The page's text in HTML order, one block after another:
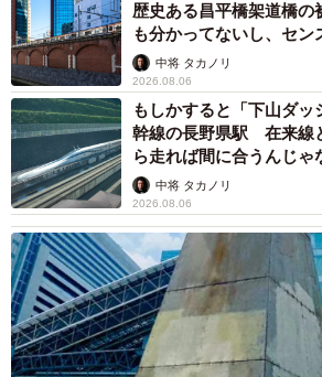
■小渡亮介さん
Twitter→ https://twitter.com/
歴史ある昌平橋架道橋
も分かってないし、セン
して」中将 タカノリ
2026.08.06
もしかすると「下山ダ
幹線の長野県駅 在来線
ら走れば間に合うんじ
係が反響
中将 タカノリ
2026.08.06